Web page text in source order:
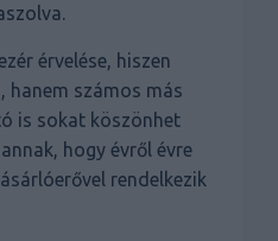
érvelése, hiszen
hanem számos más
is sokat köszönhet
hogy évről évre
rendelkezik